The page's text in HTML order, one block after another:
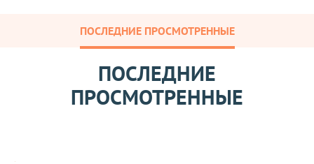
ПОСЛЕДНИЕ ПРОСМОТРЕННЫЕ
ПОСЛЕДНИЕ
ПРОСМОТРЕННЫЕ